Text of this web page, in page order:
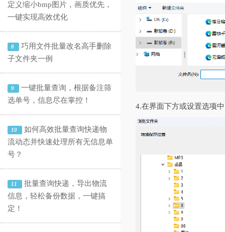
定义缩小bmp图片，画质优先，
一键实现高效优化
8
巧用文件批量改名高手删除
子文件夹一例
9
一键批量查询，根据备注筛
选单号，信息尽在掌控！
10
如何高效批量查询快递物
流动态并快速处理所有无信息单
号？
11
批量查询快递，导出物流
信息，轻松备份数据，一键搞
定！
4.在界面下方或设置选项